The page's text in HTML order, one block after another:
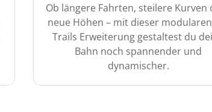
Ob längere Fahrten, steilere Kurven
neue Höhen – mit dieser
Trails Erweiterung gestaltest du
Bahn noch spannender und
dynamischer.